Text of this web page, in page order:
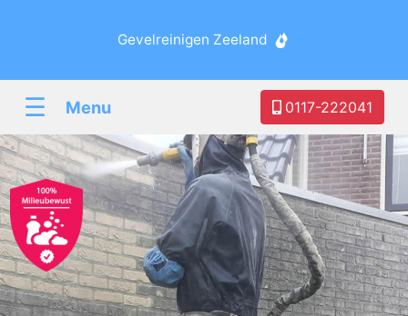
Gevelreinigen Zeeland
☰ Menu 0117-222041